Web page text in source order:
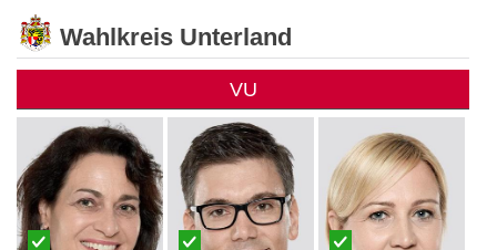
Wahlkreis Unterland
VU